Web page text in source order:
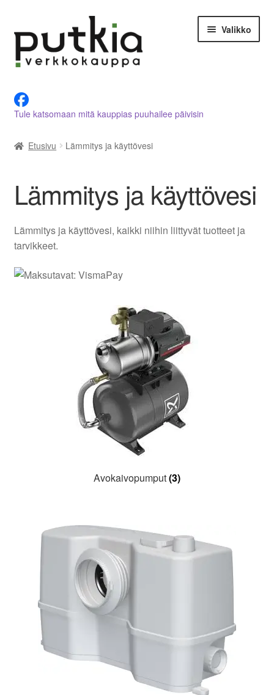
navigointiin
sisältöön
Valikko
Tietoja meistä
Asiakastilini
Ota yhteyttä
Aletuotteet
Tule katsomaan mitä kauppias puuhailee päivisin
Etusivu Lämmitys ja käyttövesi
Lämmitys ja käyttövesi
Lämmitys ja käyttövesi, kaikki niihin liittyvät tuotteet ja
tarvikkeet.
Avokaivopumput(3)